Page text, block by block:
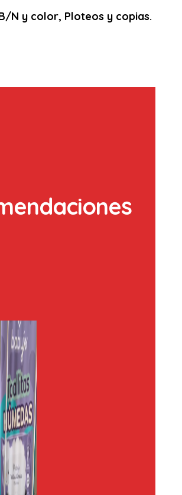
N y color, Ploteos y copias.